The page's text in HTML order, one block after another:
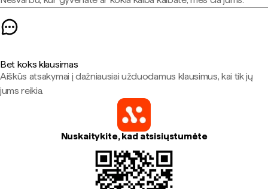
Bet koks klausimas
Aiškūs atsakymai į dažniausiai užduodamus klausimus, kai tik jų
jums reikia.
Nuskaitykite, kad atsisiųstumėte